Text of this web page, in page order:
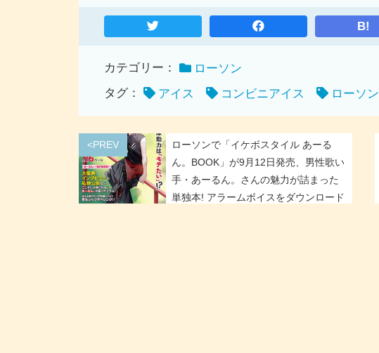
B!
カテゴリー：
ローソン
タグ：
アイス コンビニアイス ローソン
<PREV
ローソンで「イケボスタイル あーる
ん。BOOK」が9月12日発売、男性歌い
手・あーるん。さんの魅力が詰まった
単独本! アラームボイスをダウンロード